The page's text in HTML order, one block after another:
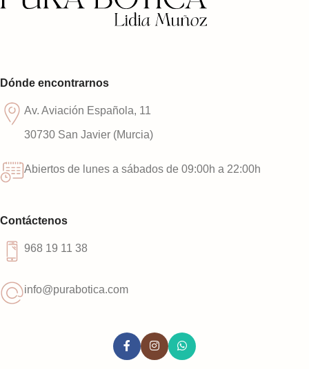
Dónde encontrarnos
Av. Aviación Española, 11
30730 San Javier (Murcia)
Abiertos de lunes a sábados de 09:00h a 22:00h
Contáctenos
968 19 11 38
info@purabotica.com